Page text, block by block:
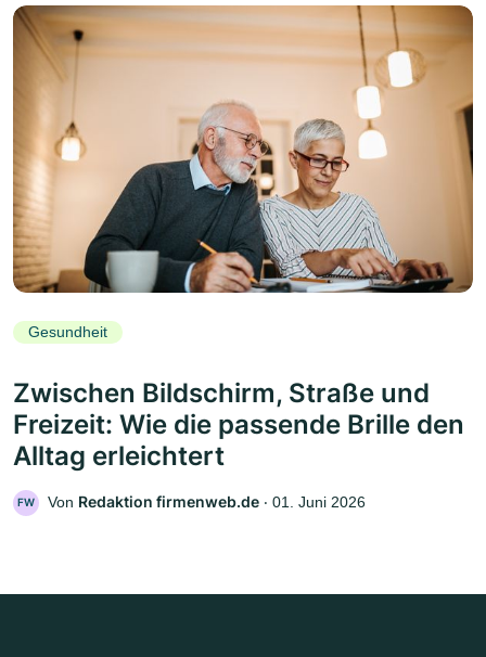
Gesundheit
Zwischen Bildschirm, Straße und
Freizeit: Wie die passende Brille den
Alltag erleichtert
FW Von Redaktion firmenweb.de ‧ 01. Juni 2026